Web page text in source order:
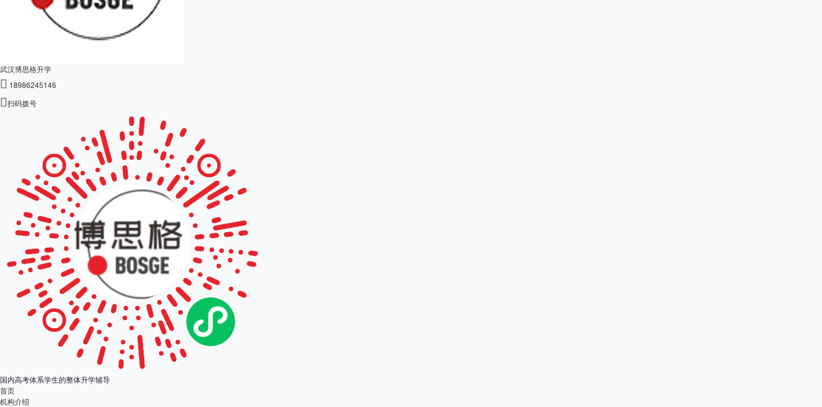
武汉博思格升学
 18986245146
扫码拨号
国内高考体系学生的整体升学辅导
首页
机构介绍